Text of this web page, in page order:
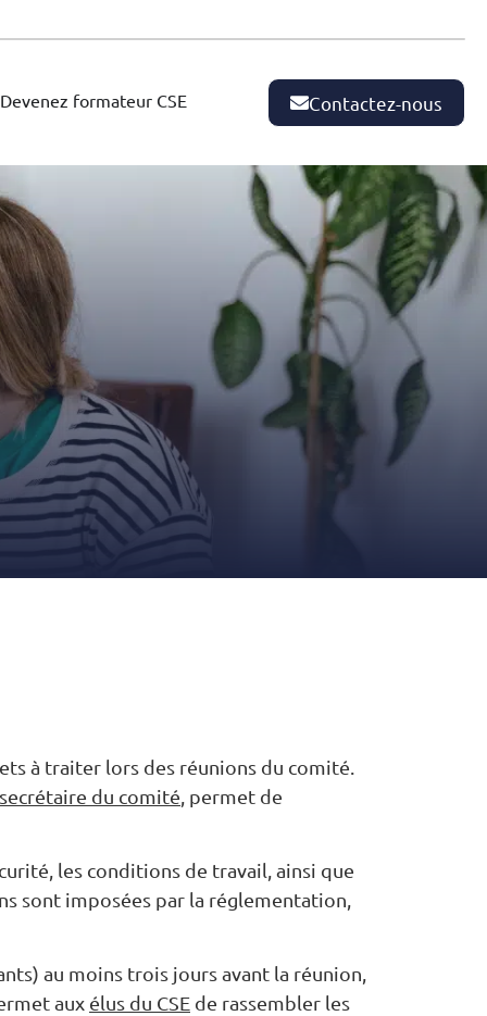
Devenez formateur CSE Contactez-nous
à traiter lors des réunions du comité.
secrétaire du comité , permet de
les conditions de travail, ainsi que
sont imposées par la réglementation,
au moins trois jours avant la réunion,
aux élus du CSE de rassembler les